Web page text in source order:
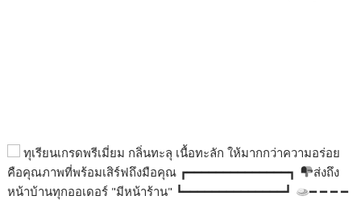
ทุเรียนเกรดพรีเมี่ยม กลิ่นทะลุ เนื้อทะลัก ให้มากกว่าความอร่อย
คือคุณภาพที่พร้อมเสิร์ฟถึงมือคุณ ┏━━━━━━━━━━━━━━┓
ส่งถึง
หน้าบ้านทุกออเดอร์ "มีหน้าร้าน" ┗━━━━━━━━━━━━━━┛
━ ━ ━ ━